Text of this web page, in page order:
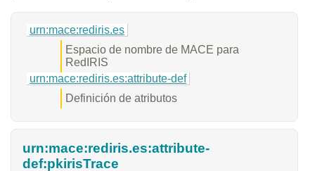
urn:mace:rediris.es
Espacio de nombre de MACE para
RedIRIS
urn:mace:rediris.es:attribute-def
Definición de atributos
urn:mace:rediris.es:attribute-
def:pkirisTrace